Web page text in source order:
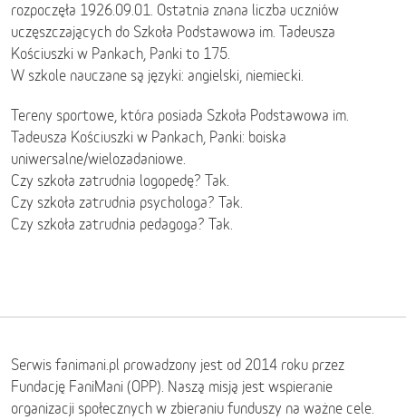
rozpoczęła 1926.09.01. Ostatnia znana liczba uczniów
uczęszczających do Szkoła Podstawowa im. Tadeusza
Kościuszki w Pankach, Panki to 175.
W szkole nauczane są języki: angielski, niemiecki.
Tereny sportowe, która posiada Szkoła Podstawowa im.
Tadeusza Kościuszki w Pankach, Panki: boiska
uniwersalne/wielozadaniowe.
Czy szkoła zatrudnia logopedę? Tak.
Czy szkoła zatrudnia psychologa? Tak.
Czy szkoła zatrudnia pedagoga? Tak.
Serwis fanimani.pl prowadzony jest od 2014 roku przez
Fundację FaniMani (OPP). Naszą misją jest wspieranie
organizacji społecznych w zbieraniu funduszy na ważne cele.